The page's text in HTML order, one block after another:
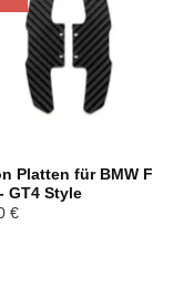
Platten für BMW F
GT4 Style
€